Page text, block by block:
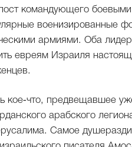
командующего
военизированные
армиями. Оба
евреям Израиля
кое‑что, предвещавшее
арабского
Самое